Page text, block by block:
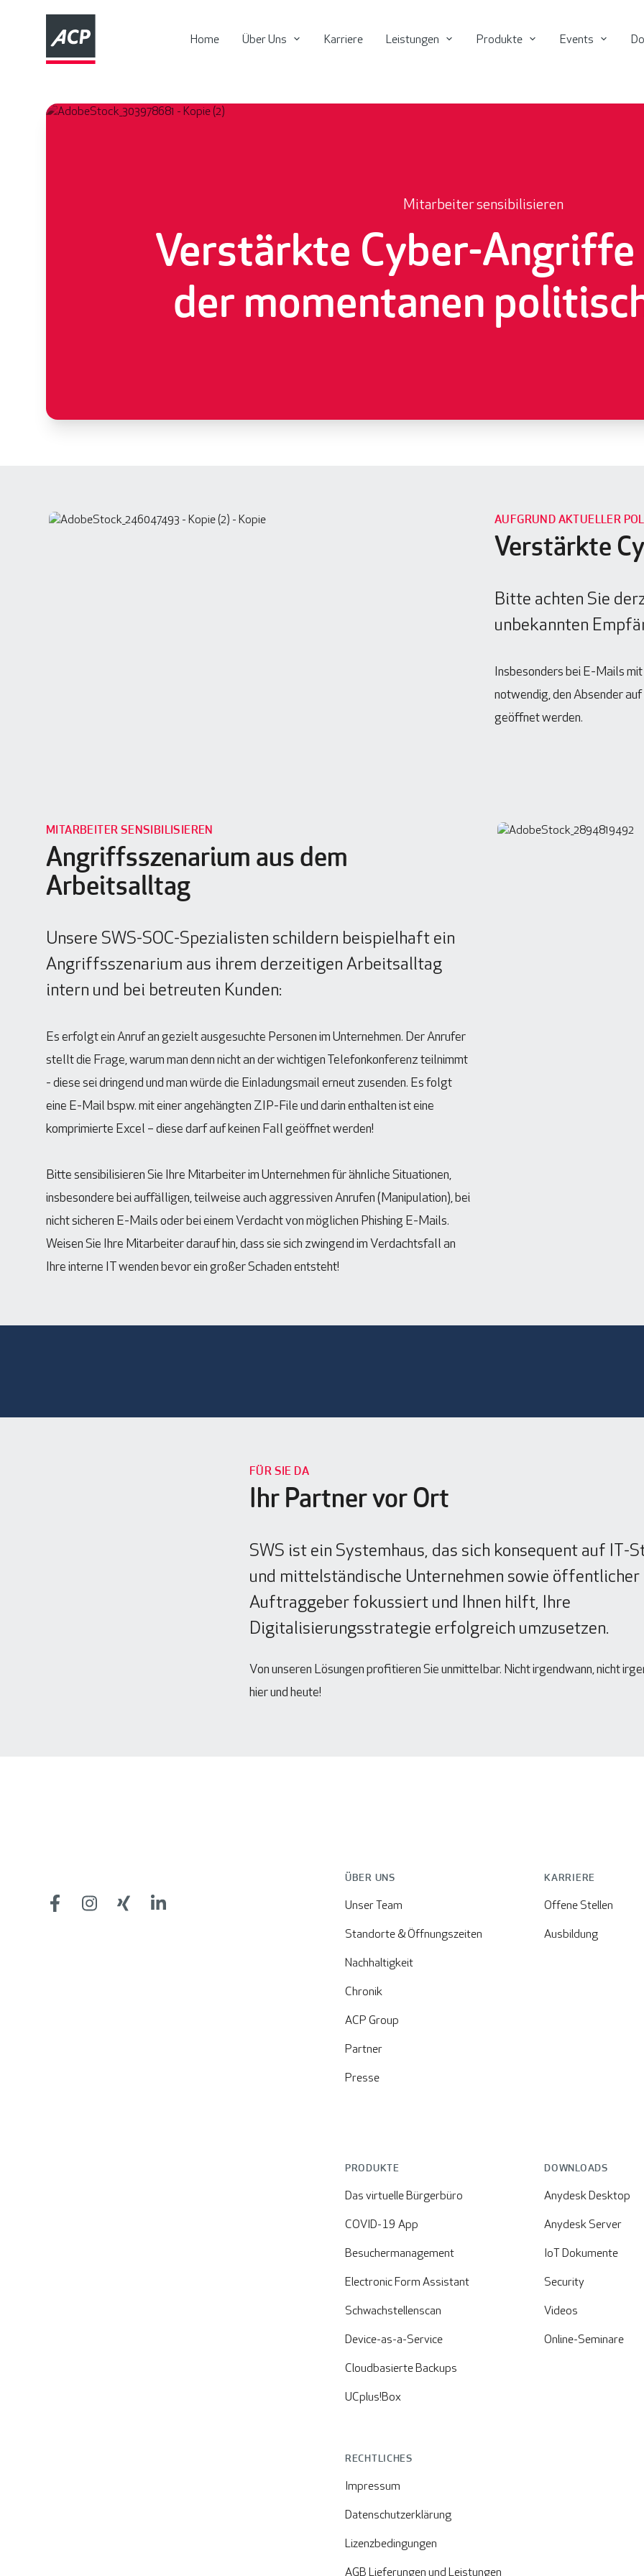
Home Über Uns Karriere Leistungen Produkte Events
Mitarbeiter sensibilisieren
Verstärkte Cyber-Angriffe
der momentanen
AUFGRUND AKTUELLER
Verstärkte
Bitte achten Sie
unbekannten
Insbesonders bei E-Mails
notwendig, den Absender
geöffnet werden.
MITARBEITER SENSIBILISIEREN
Angriffsszenarium aus dem
Arbeitsalltag
Unsere SWS-SOC-Spezialisten schildern beispielhaft ein
Angriffsszenarium aus ihrem derzeitigen Arbeitsalltag
intern und bei betreuten Kunden:
Es erfolgt ein Anruf an gezielt ausgesuchte Personen im Unternehmen. Der Anrufer
stellt die Frage, warum man denn nicht an der wichtigen Telefonkonferenz teilnimmt
- diese sei dringend und man würde die Einladungsmail erneut zusenden. Es folgt
eine E-Mail bspw. mit einer angehängten ZIP-File und darin enthalten ist eine
komprimierte Excel – diese darf auf keinen Fall geöffnet werden!
Bitte sensibilisieren Sie Ihre Mitarbeiter im Unternehmen für ähnliche Situationen,
insbesondere bei auffälligen, teilweise auch aggressiven Anrufen (Manipulation), bei
nicht sicheren E-Mails oder bei einem Verdacht von möglichen Phishing E-Mails.
Weisen Sie Ihre Mitarbeiter darauf hin, dass sie sich zwingend im Verdachtsfall an
Ihre interne IT wenden bevor ein großer Schaden entsteht!
FÜR SIE DA
Ihr Partner vor Ort
SWS ist ein Systemhaus, das sich konsequent auf IT-
und mittelständische Unternehmen sowie öffentlicher
Auftraggeber fokussiert und Ihnen hilft, Ihre
Digitalisierungsstrategie erfolgreich umzusetzen.
Von unseren Lösungen profitieren Sie unmittelbar. Nicht irgendwann, nicht
hier und heute!
FacebookFacebookFacebookFacebook
ÜBER UNS
Unser Team
Standorte & Öffnungszeiten
Nachhaltigkeit
Chronik
ACP Group
Partner
Presse
KARRIERE
Offene Stellen
Ausbildung
PRODUKTE
Das virtuelle Bürgerbüro
COVID-19 App
Besuchermanagement
Electronic Form Assistant
Schwachstellenscan
Device-as-a-Service
Cloudbasierte Backups
UCplus!Box
DOWNLOADS
Anydesk Desktop
Anydesk Server
IoT Dokumente
Security
Videos
Online-Seminare
RECHTLICHES
Impressum
Datenschutzerklärung
Lizenzbedingungen
AGB Lieferungen und Leistungen